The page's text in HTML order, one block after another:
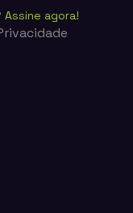
Assine agora!